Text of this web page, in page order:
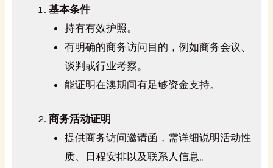
基本条件
持有有效护照。
有明确的商务访问目的，例如商务会议、
谈判或行业考察。
能证明在澳期间有足够资金支持。
商务活动证明
提供商务访问邀请函，需详细说明活动性
质、日程安排以及联系人信息。